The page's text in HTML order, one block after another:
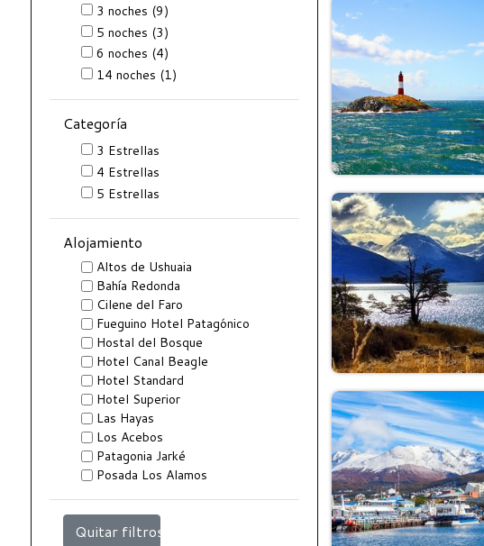
3 noches (9)
5 noches (3)
6 noches (4)
14 noches (1)
Categoría
3 Estrellas
4 Estrellas
5 Estrellas
Alojamiento
Altos de Ushuaia
Bahía Redonda
Cilene del Faro
Fueguino Hotel Patagónico
Hostal del Bosque
Hotel Canal Beagle
Hotel Standard
Hotel Superior
Las Hayas
Los Acebos
Patagonia Jarké
Posada Los Alamos
Quitar filtros